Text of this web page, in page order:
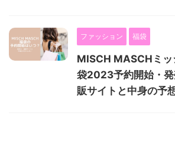
ファッション 福袋
MISCH MASCHミッ
袋2023予約開始・
販サイトと中身の予